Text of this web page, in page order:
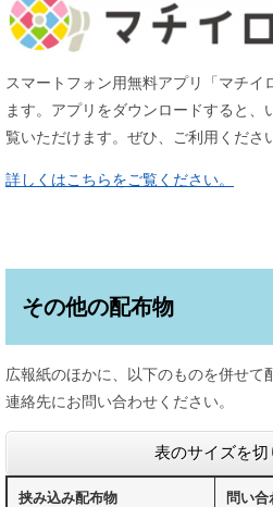
スマートフォン用無料アプリ「マチイ
ます。アプリをダウンロードすると
覧いただけます。ぜひ、ご利用くださ
詳しくはこちらをご覧ください。
その他の配布物
広報紙のほかに、以下のものを併せて
連絡先にお問い合わせください。
表のサイズを切
挟み込み配布物 問い合